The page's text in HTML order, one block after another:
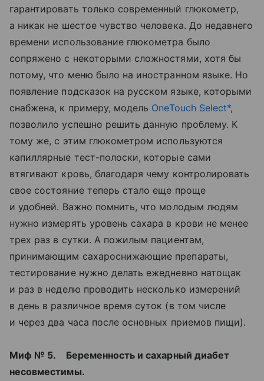
гарантировать только современный глюкометр,
а никак не шестое чувство человека. До недавнего
времени использование глюкометра было
сопряжено с некоторыми сложностями, хотя бы
потому, что меню было на иностранном языке. Но
появление подсказок на русском языке, которыми
снабжена, к примеру, модель OneTouch Select*,
позволило успешно решить данную проблему. К
тому же, с этим глюкометром используются
капиллярные тест-полоски, которые сами
втягивают кровь, благодаря чему контролировать
свое состояние теперь стало еще проще
и удобней. Важно помнить, что молодым людям
нужно измерять уровень сахара в крови не менее
трех раз в сутки. А пожилым пациентам,
принимающим сахароснижающие препараты,
тестирование нужно делать ежедневно натощак
и раз в неделю проводить несколько измерений
в день в различное время суток (в том числе
и через два часа после основных приемов пищи).
Миф № 5. Беременность и сахарный диабет
несовместимы.